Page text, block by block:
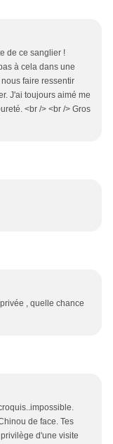
de ce sanglier !
à cela dans une
faire ressentir
J'ai toujours aimé me
<br /> <br /> Gros
, quelle chance
de face. Tes
d'une visite